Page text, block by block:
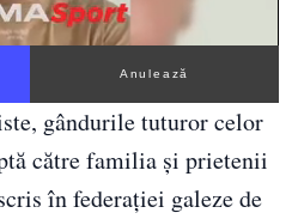
Anulează
gândurile tuturor celor
către familia și prietenii
în federației galeze de